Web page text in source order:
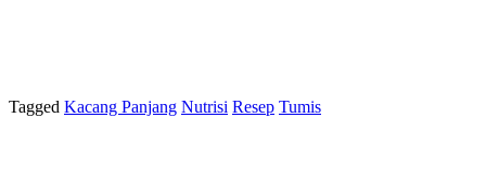
Tagged Kacang Panjang Nutrisi Resep Tumis